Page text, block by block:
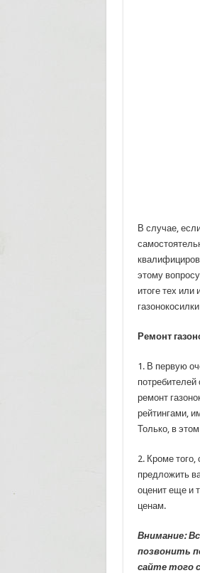
В случае,
этому
итоге тех
Ремонт
1. В первую
ремонт
рейтингами,
Только, в
2. Кроме
предложить
оценит еще и
ценам.
Внимание:
позвонить
сайте того